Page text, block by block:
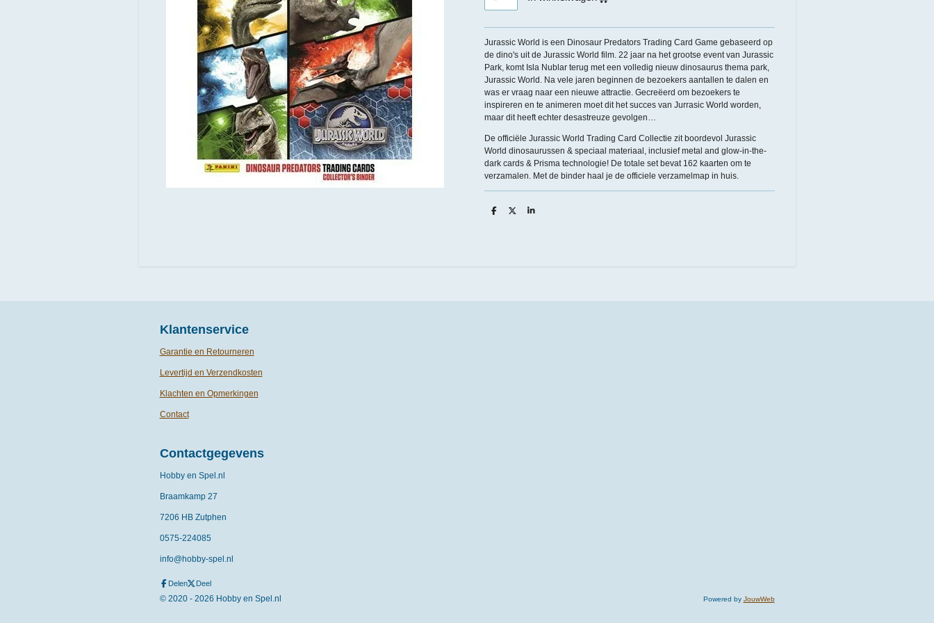
Jurassic World is een Dinosaur Predators Trading Card Game gebaseerd op
de dino's uit de Jurassic World film. 22 jaar na het grootse event van Jurassic
Park, komt Isla Nublar terug met een volledig nieuw dinosaurus thema park,
Jurassic World. Na vele jaren beginnen de bezoekers aantallen te dalen en
was er vraag naar een nieuwe attractie. Gecreëerd om bezoekers te
inspireren en te animeren moet dit het succes van Jurrasic World worden,
maar dit heeft echter desastreuze gevolgen…
De officiële Jurassic World Trading Card Collectie zit boordevol Jurassic
World dinosaurussen & speciaal materiaal, inclusief metal and glow-in-the-
dark cards & Prisma technologie! De totale set bevat 162 kaarten om te
verzamalen. Met de binder haal je de officiele verzamelmap in huis.
D
D
S
Klantenservice
Garantie en Retourneren
Levertijd en Verzendkosten
Klachten en Opmerkingen
Contact
Contactgegevens
Hobby en Spel.nl
Braamkamp 27
7206 HB Zutphen
0575-224085
info@hobby-spel.nl
Delen Deel
© 2020 - 2026 Hobby en Spel.nl Powered by JouwWeb